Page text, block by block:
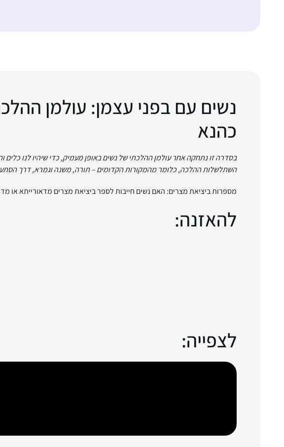
נשים עם בפני עצמן: עולמן
כהנא
בסדרה זו נתחקה אחר עולמן ההלכתי של נשים באופן מעמיק, כדי שיהיו לנו
השתלשלות ההלכה, כלומר מהמקורות הקדומים – תורה, משנה וגמרא, דרך
מספרות ביציאת מצרים: האם נשים חייבות לספר ביציאת מצרים מדאורייתא או
להאזנה:
לצפייה: